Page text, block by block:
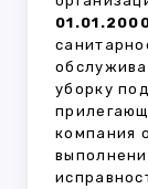
уборку
компания